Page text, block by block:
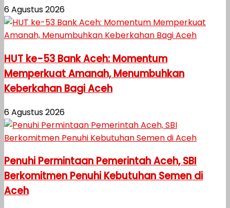
6 Agustus 2026
HUT ke-53 Bank Aceh: Momentum
Memperkuat Amanah, Menumbuhkan
Keberkahan Bagi Aceh
6 Agustus 2026
Penuhi Permintaan Pemerintah Aceh, SBI
Berkomitmen Penuhi Kebutuhan Semen di
Aceh